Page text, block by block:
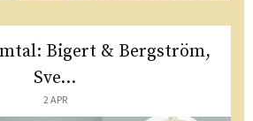
Bigert & Bergström,
Sve...
2 APR